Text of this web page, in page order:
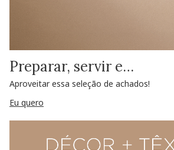
Preparar, servir e…
Aproveitar essa seleção de achados!
Eu quero